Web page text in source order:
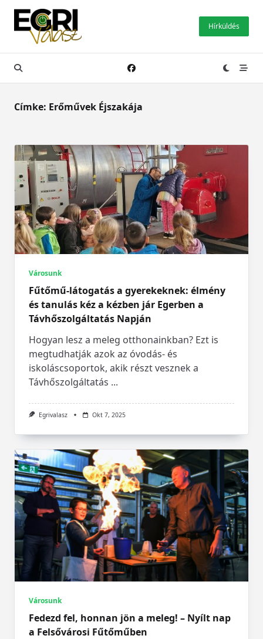
Skip
content
Hírküldés
Címke: Erőművek Éjszakája
Városunk
Fűtőmű-látogatás a gyerekeknek: élmény
és tanulás kéz a kézben jár Egerben a
Távhőszolgáltatás Napján
Hogyan lesz a meleg otthonainkban? Ezt is
megtudhatják azok az óvodás- és
iskoláscsoportok, akik részt vesznek a
Távhőszolgáltatás ...
Egrivalasz Okt 7, 2025
Városunk
Fedezd fel, honnan jön a meleg! – Nyílt nap
a Felsővárosi Fűtőműben